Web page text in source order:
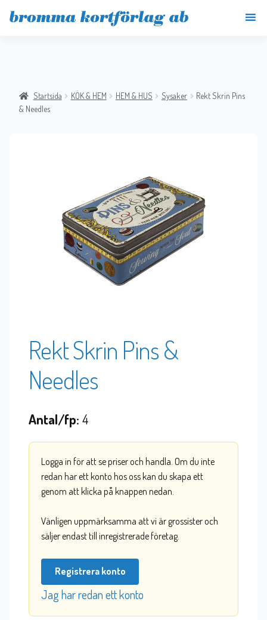
Startsida KÖK & HEM HEM & HUS Sysaker
Rekt Skrin Pins
& Needles
Rekt Skrin Pins &
Needles
Antal/fp: 4
Logga in för att se priser och handla. Om du inte
redan har ett konto hos oss kan du skapa ett
genom att klicka på knappen nedan.
Vänligen uppmärksamma att vi är grossister och
säljer endast till inregistrerade företag.
Registrera konto
Jag har redan ett konto